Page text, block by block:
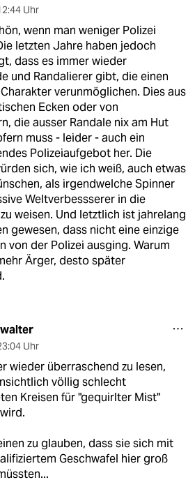
Uhr
wenn man weniger Polizei
letzten Jahre haben jedoch
dass es immer wieder
und Randalierer gibt, die einen
verunmöglichen. Dies aus
Ecken oder von
die ausser Randale nix am Hut
muss - leider - auch ein
Polizeiaufgebot her. Die
sich, wie ich weiß, auch etwas
als irgendwelche Spinner
Weltverbessserer in die
weisen. Und letztlich ist jahrelang
gewesen, dass nicht eine einzige
von der Polizei ausging. Warum
Ärger, desto später
Uhr
wieder überraschend zu lesen,
völlig schlecht
Kreisen für "gequirlter Mist"
zu glauben, dass sie sich mit
Geschwafel hier groß